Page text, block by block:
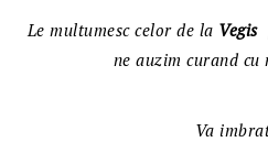
Le multumesc celor de la Vegis
ne auzim curand
Va